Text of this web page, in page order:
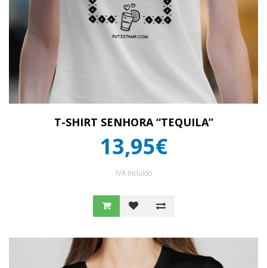
T-SHIRT SENHORA “TEQUILA”
13,95€
IVA Incluído